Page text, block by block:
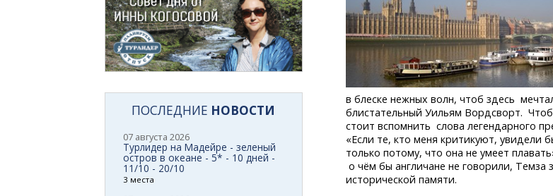
в блеске нежных волн, чтоб здесь
блистательный Уильям Вордсворт.
стоит вспомнить слова легендарного
«Если те, кто меня критикуют, увидели
только потому, что она не умеет
о чём бы англичане не говорили, Темза
исторической памяти.
ПОСЛЕДНИЕ НОВОСТИ
07 августа 2026
Турлидер на Мадейре - зеленый
остров в океане - 5* - 10 дней -
11/10 - 20/10
3 места